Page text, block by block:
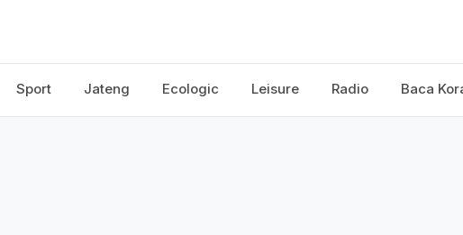
Sport Jateng Ecologic Leisure Radio Baca